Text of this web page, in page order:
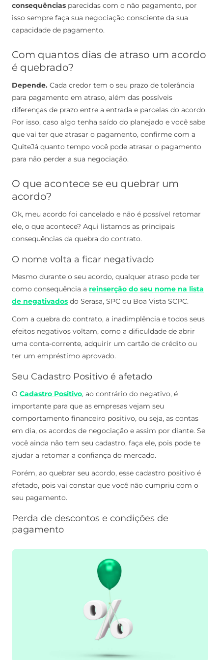
consequências parecidas com o não pagamento, por
isso sempre faça sua negociação consciente da sua
capacidade de pagamento.
Com quantos dias de atraso um acordo
é quebrado?
Depende. Cada credor tem o seu prazo de tolerância
para pagamento em atraso, além das possíveis
diferenças de prazo entre a entrada e parcelas do acordo.
Por isso, caso algo tenha saído do planejado e você sabe
que vai ter que atrasar o pagamento, confirme com a
QuiteJá quanto tempo você pode atrasar o pagamento
para não perder a sua negociação.
O que acontece se eu quebrar um
acordo?
Ok, meu acordo foi cancelado e não é possível retomar
ele, o que acontece? Aqui listamos as principais
consequências da quebra do contrato.
O nome volta a ficar negativado
Mesmo durante o seu acordo, qualquer atraso pode ter
como consequência a reinserção do seu nome na lista
de negativados do Serasa, SPC ou Boa Vista SCPC.
Com a quebra do contrato, a inadimplência e todos seus
efeitos negativos voltam, como a dificuldade de abrir
uma conta-corrente, adquirir um cartão de crédito ou
ter um empréstimo aprovado.
Seu Cadastro Positivo é afetado
O Cadastro Positivo, ao contrário do negativo, é
importante para que as empresas vejam seu
comportamento financeiro positivo, ou seja, as contas
em dia, os acordos de negociação e assim por diante. Se
você ainda não tem seu cadastro, faça ele, pois pode te
ajudar a retomar a confiança do mercado.
Porém, ao quebrar seu acordo, esse cadastro positivo é
afetado, pois vai constar que você não cumpriu com o
seu pagamento.
Perda de descontos e condições de
pagamento